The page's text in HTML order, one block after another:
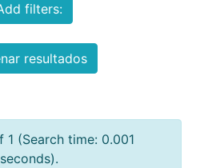
filters:
resultados
1 (Search time: 0.001
seconds).